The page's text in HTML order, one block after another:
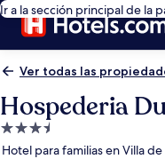
Ir a la sección principal de la
Ver todas las
Hospederia
Propiedad
de
Hotel para familias en Villa